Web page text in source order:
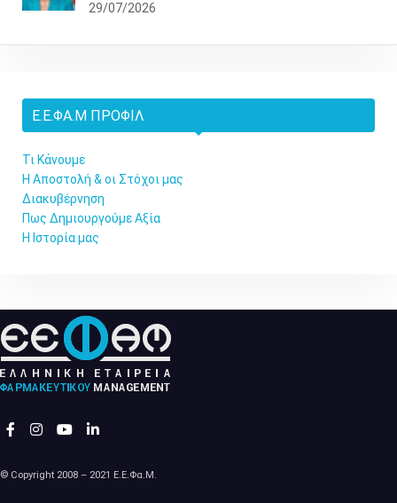
29/07/2026
Ε.Ε.ΦΑ.Μ ΠΡΟΦΊΛ
Τι Κάνουμε
Η Αποστολή & οι Στόχοι μας
Διακυβέρνηση
Πως Δημιουργούμε Αξία
Η Ιστορία μας
© Copyright 2008 – 2021 Ε.Ε.Φα.Μ.